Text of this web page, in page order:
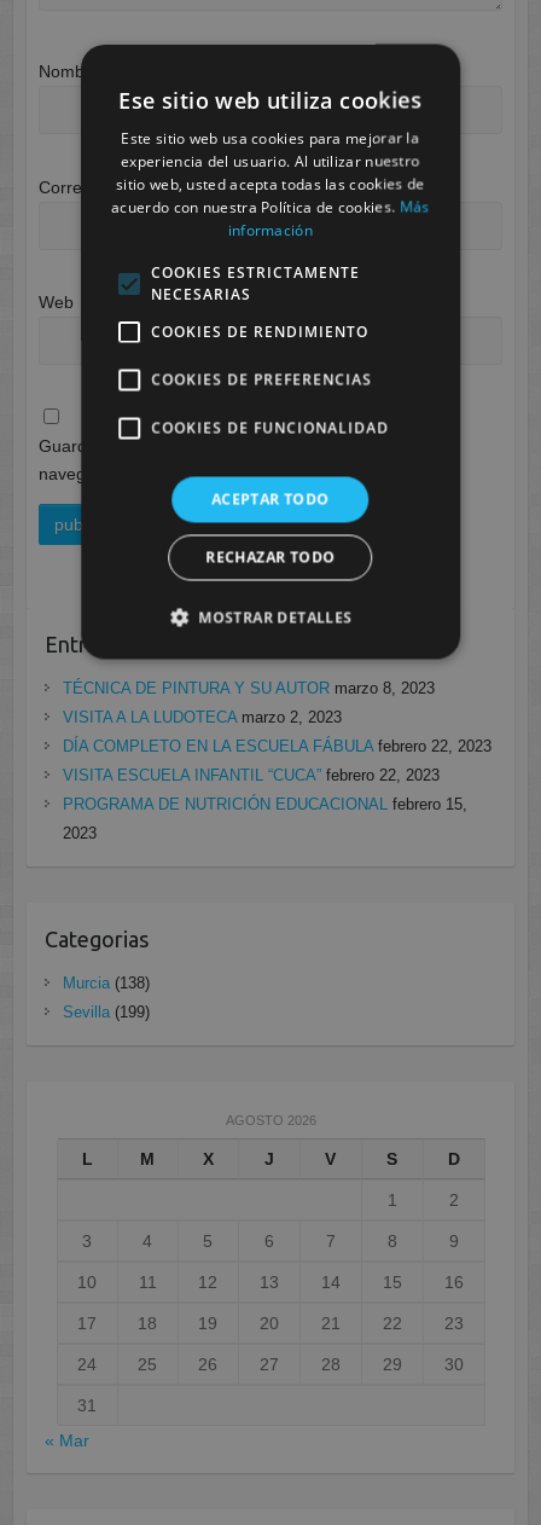
Nombre
Correo electrónico *
Web
Guarda mi nombre, correo electrónico y web en este
navegador para la próxima vez que comente.
Entradas recientes
TÉCNICA DE PINTURA Y SU AUTOR marzo 8, 2023
VISITA A LA LUDOTECA marzo 2, 2023
DÍA COMPLETO EN LA ESCUELA FÁBULA febrero 22, 2023
VISITA ESCUELA INFANTIL “CUCA” febrero 22, 2023
PROGRAMA DE NUTRICIÓN EDUCACIONAL febrero 15,
2023
Categorias
Murcia(138)
Sevilla(199)
AGOSTO 2026
L M X J V S D
1 2
3 4 5 6 7 8 9
10 11 12 13 14 15 16
17 18 19 20 21 22 23
24 25 26 27 28 29 30
31
« Mar
Ese sitio web utiliza cookies
Este sitio web usa cookies para mejorar la
experiencia del usuario. Al utilizar nuestro
sitio web, usted acepta todas las cookies de
acuerdo con nuestra Política de cookies. Más
información
COOKIES ESTRICTAMENTE
NECESARIAS
COOKIES DE RENDIMIENTO
COOKIES DE PREFERENCIAS
COOKIES DE FUNCIONALIDAD
ACEPTAR TODO
RECHAZAR TODO
MOSTRAR DETALLES